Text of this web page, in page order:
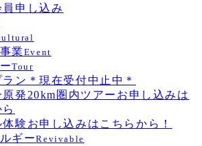
申し込み
業 Event
Tour
ン＊現在受付中止中＊
発20km圏内ツアーお申し込みは
験お申し込みはこちらから！
ギーRevivable